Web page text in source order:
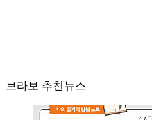
브라보 추천뉴스